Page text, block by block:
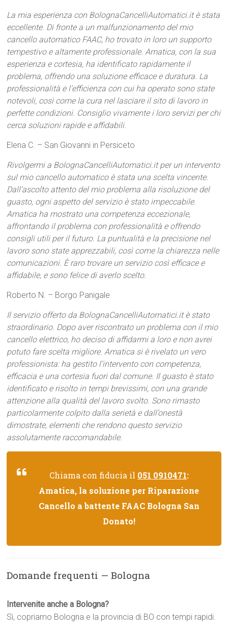
La mia esperienza con BolognaCancelliAutomatici.it è stata
eccellente. Di fronte a un malfunzionamento del mio
cancello automatico FAAC, ho trovato in loro un supporto
tempestivo e altamente professionale. Amatica, con la sua
esperienza e cortesia, ha identificato rapidamente il
problema, offrendo una soluzione efficace e duratura. La
professionalità e l’efficienza con cui ha operato sono state
notevoli, così come la cura nel lasciare il sito di lavoro in
perfette condizioni. Consiglio vivamente i loro servizi per chi
cerca soluzioni rapide e affidabili.
Elena C. – San Giovanni in Persiceto
Rivolgermi a BolognaCancelliAutomatici.it per un intervento
sul mio cancello automatico è stata una scelta vincente.
Dall’ascolto attento del mio problema alla risoluzione del
guasto, ogni aspetto del servizio è stato impeccabile.
Amatica ha mostrato una competenza eccezionale,
affrontando il problema con professionalità e offrendo
consigli utili per il futuro. La puntualità e la precisione nel
lavoro sono state apprezzabili, così come la chiarezza nelle
comunicazioni. È raro trovare un servizio così efficace e
affidabile, e sono felice di averlo scelto.
Roberto N. – Borgo Panigale
Il servizio offerto da BolognaCancelliAutomatici.it è stato
straordinario. Dopo aver riscontrato un problema con il mio
cancello elettrico, ho deciso di affidarmi a loro e non avrei
potuto fare scelta migliore. Amatica si è rivelato un vero
professionista: ha gestito l’intervento con competenza,
efficacia e una cortesia fuori dal comune. Il guasto è stato
identificato e risolto in tempi brevissimi, con una grande
attenzione alla qualità del lavoro svolto. Sono rimasto
particolarmente colpito dalla serietà e dall’onestà
dimostrate, elementi che rendono questo servizio
assolutamente raccomandabile.
Chiama con fiducia il 051 0910471:
Amatica, la soluzione per Riparazione
Cancello a battente FAAC Bologna San
Donato!
Domande frequenti — Bologna
Intervenite anche a Bologna?
Sì, copriamo Bologna e la provincia di BO con tempi rapidi.